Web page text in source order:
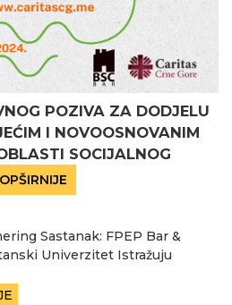
POZIVA ZA DODJELU
I NOVOOSNOVANIM
SOCIJALNOG
OPŠIRNIJE
Sastanak: FPEP Bar &
Univerzitet Istražuju